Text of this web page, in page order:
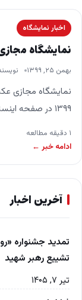
اخبار نمایشگاه
نمایشگاه
بهمن ۲۵, ۱۳۹۹
۱۳۹۹ در صفحه
نمایشگاه به ۱ دقیقه مطالعه
ادامه خبر ←
آخرین اخبار
تمدید جشنواره
تشییع رهبر شهید
تیر ۷, ۱۴۰۵